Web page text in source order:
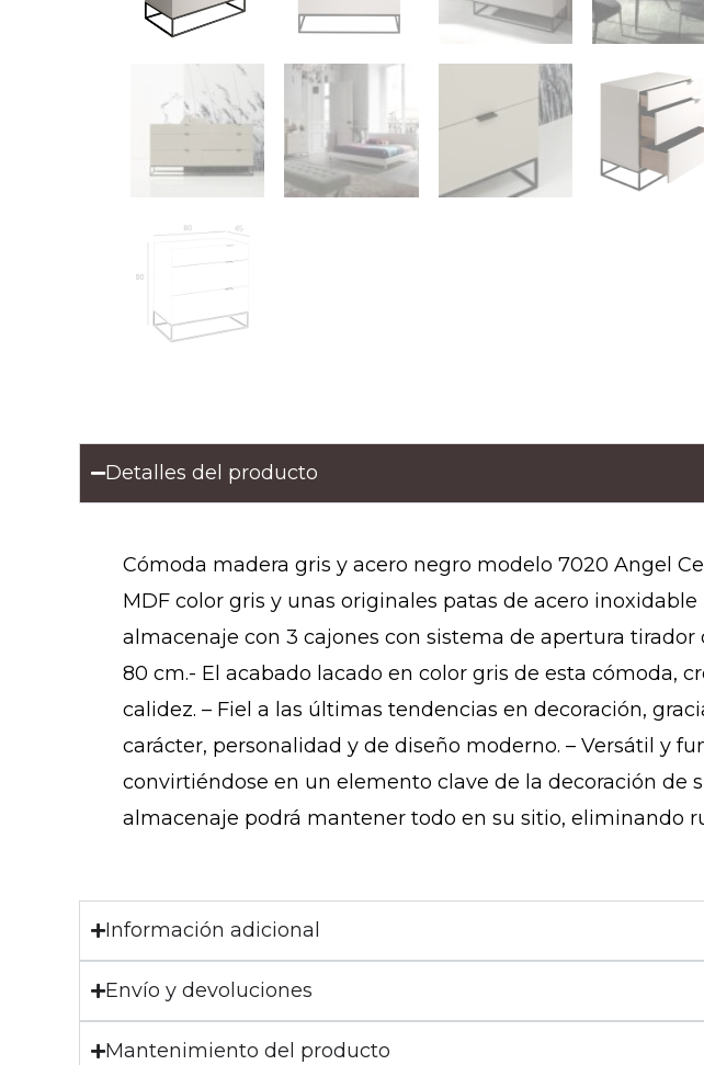
Detalles del producto
Cómoda madera gris y acero negro modelo 7020 Angel
MDF color gris y unas originales patas de acero
almacenaje con 3 cajones con sistema de apertura
80 cm.- El acabado lacado en color gris de esta cómoda,
calidez. – Fiel a las últimas tendencias en decoración,
carácter, personalidad y de diseño moderno. – Versátil y
convirtiéndose en un elemento clave de la decoración de
almacenaje podrá mantener todo en su sitio, eliminando
Información adicional
Envío y devoluciones
Mantenimiento del producto